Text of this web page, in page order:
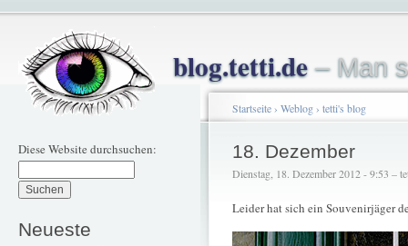
blog.tetti.de– Man
Diese Website durchsuchen:
Neueste
Startseite› Weblog› tetti's blog
18. Dezember
Dienstag, 18. Dezember 2012 - 9:53 –
Leider hat sich ein Souvenirjäger